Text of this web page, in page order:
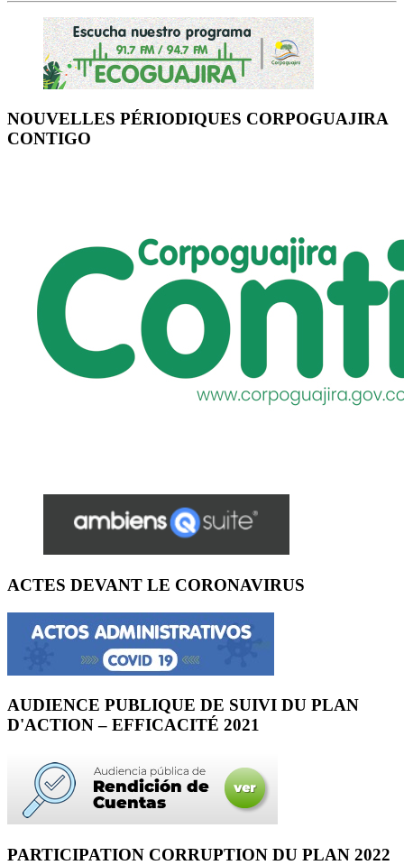
NOUVELLES PÉRIODIQUES CORPOGUAJIRA
CONTIGO
ACTES DEVANT LE CORONAVIRUS
AUDIENCE PUBLIQUE DE SUIVI DU PLAN
D'ACTION – EFFICACITÉ 2021
PARTICIPATION CORRUPTION DU PLAN 2022